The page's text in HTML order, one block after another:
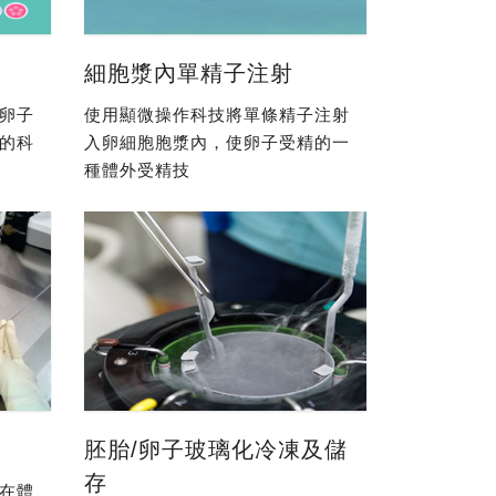
子
科
細胞漿內單精子注射
使用顯微操作科技將單條精子注射
入卵細胞胞漿內，使卵子受精的一
種體外受精技
體
胚胎/卵子玻璃化冷凍及儲
存